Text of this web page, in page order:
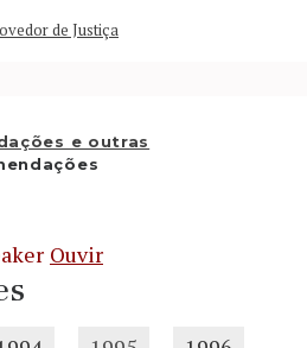
e outras
E OUTRAS
Ouvir